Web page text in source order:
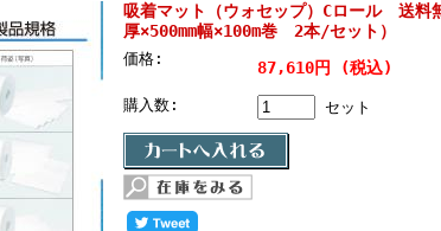
吸着マット（ウォセップ）Cロール 送料
厚×500mm幅×100m巻 2本/セット）
価格: 87,610円 (税込)
購入数: セット